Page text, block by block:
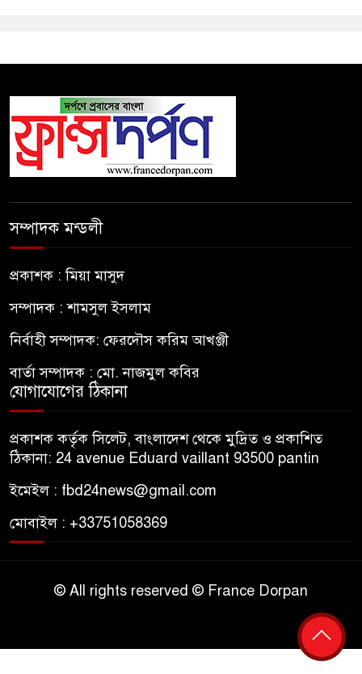
সম্পাদক মন্ডলী
প্রকাশক : মিয়া মাসুদ
সম্পাদক : শামসুল ইসলাম
নির্বাহী সম্পাদক: ফেরদৌস করিম আখঞ্জী
বার্তা সম্পাদক : মো. নাজমুল কবির
যোগাযোগের ঠিকানা
প্রকাশক কর্তৃক সিলেট, বাংলাদেশ থেকে মুদ্রিত ও প্রকাশিত
ঠিকানা: 24 avenue Eduard vaillant 93500 pantin
ইমেইল : fbd24news@gmail.com
মোবাইল : +33751058369
© All rights reserved © France Dorpan